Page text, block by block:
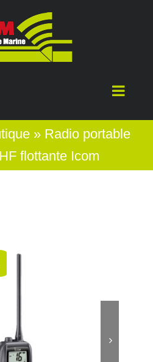
» Radio portable
flottante Icom